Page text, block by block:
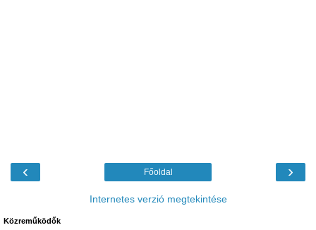
‹ ›
Főoldal
Internetes verzió megtekintése
Közreműködők